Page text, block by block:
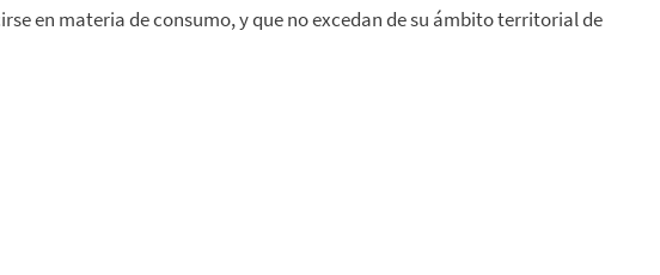
en materia de consumo, y que no excedan de su ámbito territorial de